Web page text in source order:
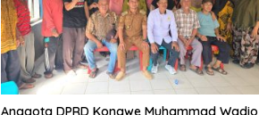
Anggota DPRD Konawe Muhammad Wadio